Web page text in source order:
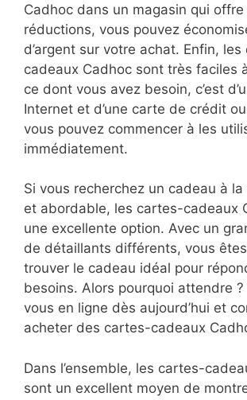
Cadhoc dans un magasin qui offre
réductions, vous pouvez
d’argent sur votre achat. Enfin,
cadeaux Cadhoc sont très faciles
ce dont vous avez besoin, c’est
Internet et d’une carte de crédit
vous pouvez commencer à les
immédiatement.
Si vous recherchez un cadeau à
et abordable, les cartes-cadeaux
une excellente option. Avec un
de détaillants différents, vous
trouver le cadeau idéal pour
besoins. Alors pourquoi attendre
vous en ligne dès aujourd’hui et
acheter des cartes-cadeaux
Dans l’ensemble, les cartes-
sont un excellent moyen de